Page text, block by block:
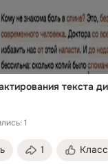
1
1 Класс